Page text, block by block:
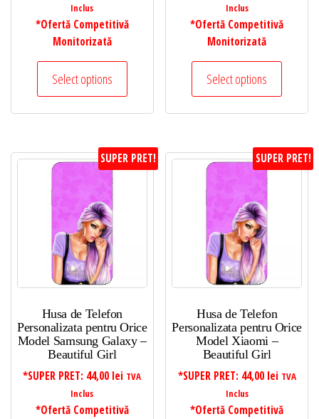
Inclus
*Ofertă Competitivă
Monitorizată
Select options
Inclus
*Ofertă Competitivă
Monitorizată
Select options
SUPER PRET!
Husa de Telefon
Personalizata pentru Orice
Model Samsung Galaxy –
Beautiful Girl
*SUPER PRET: 44,00 lei TVA
Inclus
*Ofertă Competitivă
SUPER PRET!
Husa de Telefon
Personalizata pentru Orice
Model Xiaomi –
Beautiful Girl
*SUPER PRET: 44,00 lei TVA
Inclus
*Ofertă Competitivă